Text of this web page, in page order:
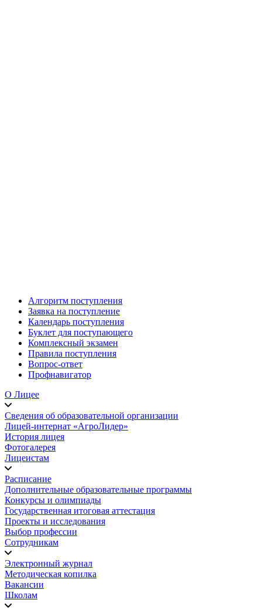
Алгоритм поступления
Заявка на поступление
Календарь поступления
Буклет для поступающего
Комплексный экзамен
Правила поступления
Вопрос-ответ
Профнавигатор
О Лицее
Сведения об образовательной организации
Лицей-интернат «АгроЛидер»
История лицея
Фотогалерея
Лицеистам
Расписание
Дополнительные образовательные программы
Конкурсы и олимпиады
Государственная итоговая аттестация
Проекты и исследования
Выбор профессии
Сотрудникам
Электронный журнал
Методическая копилка
Вакансии
Школам